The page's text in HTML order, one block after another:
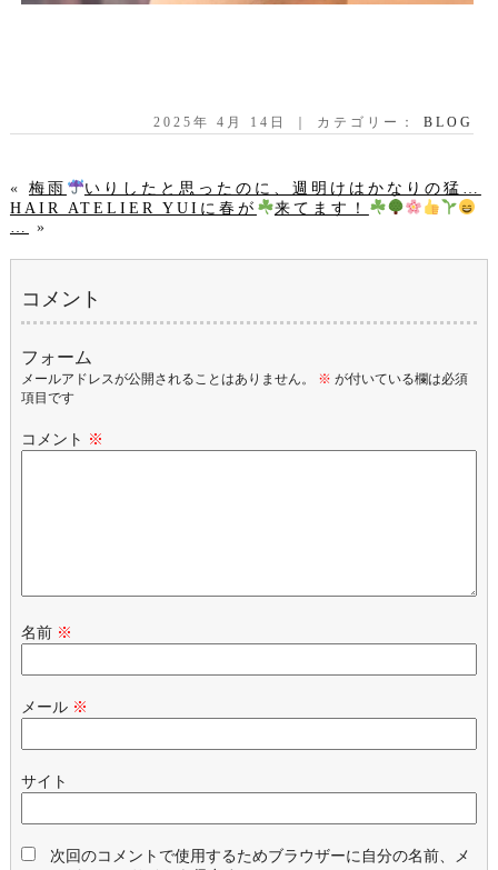
2025年 4月 14日 ｜ カテゴリー：BLOG
« 梅雨
いりしたと思ったのに、週明けはかなりの猛…
HAIR ATELIER YUIに春が
来てます！
»
コメント
フォーム
メールアドレスが公開されることはありません。 ※ が付いている欄は必須
項目です
コメント ※
名前 ※
メール ※
サイト
次回のコメントで使用するためブラウザーに自分の名前、メ